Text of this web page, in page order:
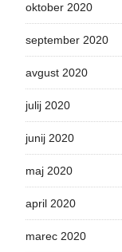
oktober 2020
september 2020
avgust 2020
julij 2020
junij 2020
maj 2020
april 2020
marec 2020